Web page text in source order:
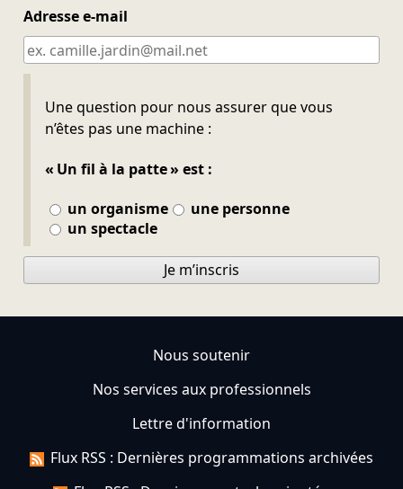
Adresse e-mail
Une question pour nous assurer que vous
n’êtes pas une machine :
« Un fil à la patte » est :
un organisme
une personne
un spectacle
Ne pas remplir
Je m’inscris
Nous soutenir
Nos services aux professionnels
Lettre d'information
Flux RSS : Dernières programmations archivées